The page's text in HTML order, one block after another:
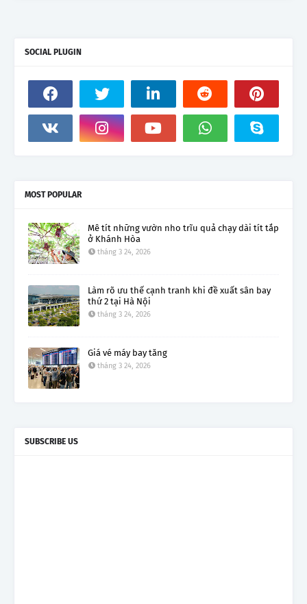
SOCIAL PLUGIN
MOST POPULAR
Mê tít những vườn nho trĩu quả chạy dài tít tắp
ở Khánh Hòa
tháng 3 24, 2026
Làm rõ ưu thế cạnh tranh khi đề xuất sân bay
thứ 2 tại Hà Nội
tháng 3 24, 2026
Giá vé máy bay tăng
tháng 3 24, 2026
SUBSCRIBE US